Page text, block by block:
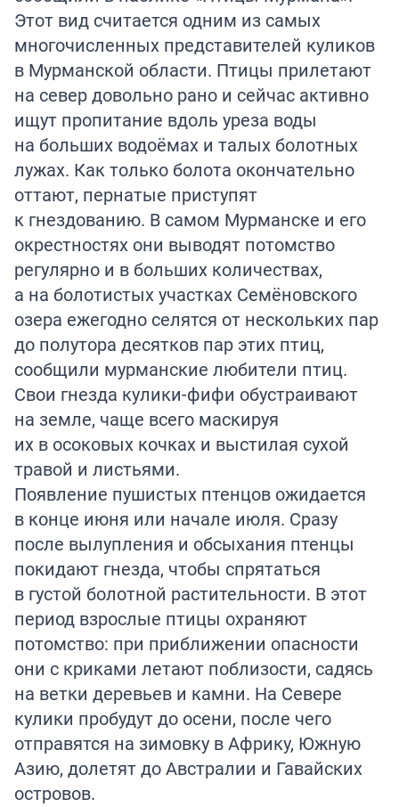
Этот вид считается одним из самых
многочисленных представителей куликов
в Мурманской области. Птицы прилетают
на север довольно рано и сейчас активно
ищут пропитание вдоль уреза воды
на больших водоёмах и талых болотных
лужах. Как только болота окончательно
оттают, пернатые приступят
к гнездованию. В самом Мурманске и его
окрестностях они выводят потомство
регулярно и в больших количествах,
а на болотистых участках Семёновского
озера ежегодно селятся от нескольких пар
до полутора десятков пар этих птиц,
сообщили мурманские любители птиц.
Свои гнезда кулики-фифи обустраивают
на земле, чаще всего маскируя
их в осоковых кочках и выстилая сухой
травой и листьями.
Появление пушистых птенцов ожидается
в конце июня или начале июля. Сразу
после вылупления и обсыхания птенцы
покидают гнезда, чтобы спрятаться
в густой болотной растительности. В этот
период взрослые птицы охраняют
потомство: при приближении опасности
они с криками летают поблизости, садясь
на ветки деревьев и камни. На Севере
кулики пробудут до осени, после чего
отправятся на зимовку в Африку, Южную
Азию, долетят до Австралии и Гавайских
островов.